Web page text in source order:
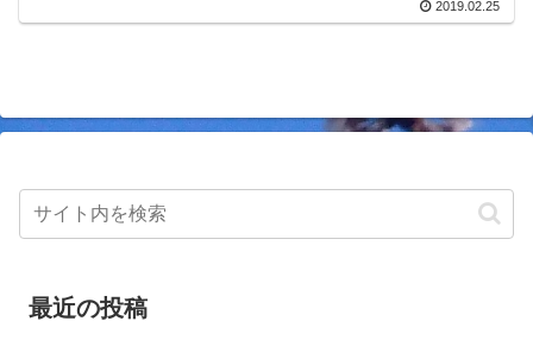
2019.02.25
最近の投稿